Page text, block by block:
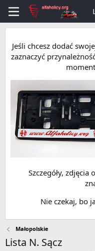
Jeśli chcesz dodać
zaznaczyć
Szczegóły,
Nie czekaj, bo
Małopolskie
Lista N. Sącz